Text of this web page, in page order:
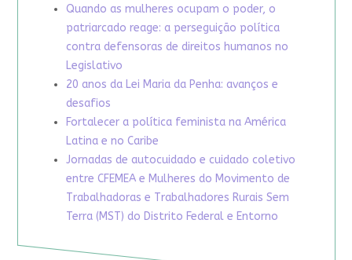
Quando as mulheres ocupam o poder, o
patriarcado reage: a perseguição política
contra defensoras de direitos humanos no
Legislativo
20 anos da Lei Maria da Penha: avanços e
desafios
Fortalecer a política feminista na América
Latina e no Caribe
Jornadas de autocuidado e cuidado coletivo
entre CFEMEA e Mulheres do Movimento de
Trabalhadoras e Trabalhadores Rurais Sem
Terra (MST) do Distrito Federal e Entorno